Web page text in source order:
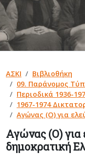
ΑΣΚΙ
Βιβλιοθήκη
09. Παράνομος
Περιοδικά 1936-
1967-1974
Αγώνας (Ο) για
Αγώνας (Ο) για
δημοκρατική